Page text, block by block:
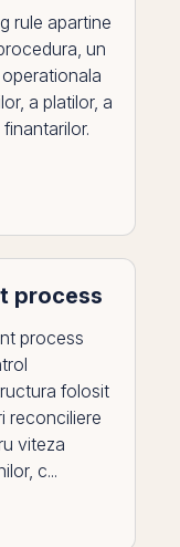
rule apartine
un
a platilor, a
process
process
folosit
reconciliere
viteza
c...